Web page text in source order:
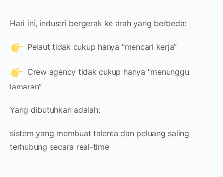
Hari ini, industri bergerak ke arah yang berbeda:
Pelaut tidak cukup hanya “mencari kerja”
Crew agency tidak cukup hanya “menunggu
lamaran”
Yang dibutuhkan adalah:
sistem yang membuat talenta dan peluang saling
terhubung secara real-time